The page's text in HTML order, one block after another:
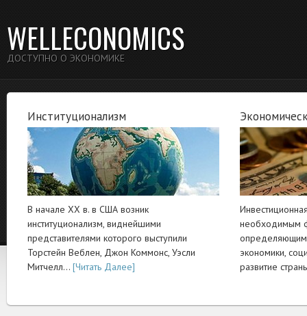
WELLECONOMICS
ДОСТУПНО О ЭКОНОМИКЕ
Институционализм
В начале XX в. в США возник
институционализм, виднейшими
представителями которого выступили
Торстейн Веблен, Джон Коммонс, Уэсли
Митчелл… [Читать Далее]
необходимым
определяющим
экономики,
развитие